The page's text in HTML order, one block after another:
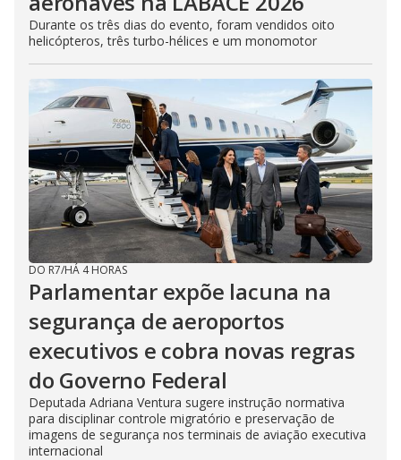
Durante os três dias do evento, foram vendidos oito
helicópteros, três turbo-hélices e um monomotor
DO R7/HÁ 4 HORAS
Parlamentar expõe lacuna na
segurança de aeroportos
executivos e cobra novas regras
do Governo Federal
Deputada Adriana Ventura sugere instrução normativa
para disciplinar controle migratório e preservação de
imagens de segurança nos terminais de aviação executiva
internacional